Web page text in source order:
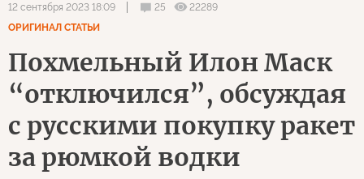
12 сентября 2023 18:09 25
22289
ОРИГИНАЛ СТАТЬИ
Похмельный Илон Маск
“отключился”, обсуждая
с русскими покупку ракет
за рюмкой водки